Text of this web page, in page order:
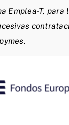
Emplea-T,